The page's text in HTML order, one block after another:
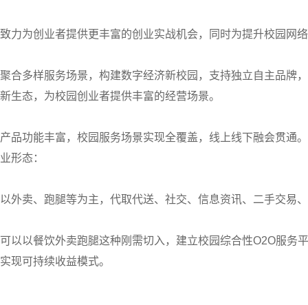
致力为创业者提供更丰富的创业实战机会，同时为提升校园网
聚合多样服务场景，构建数字经济新校园，支持独立自主品牌
新生态，为校园创业者提供丰富的经营场景。
产品功能丰富，校园服务场景实现全覆盖，线上线下融会贯通
业形态：
以外卖、跑腿等为主，代取代送、社交、信息资讯、二手交易
可以以餐饮外卖跑腿这种刚需切入，建立校园综合性O2O服务
实现可持续收益模式。